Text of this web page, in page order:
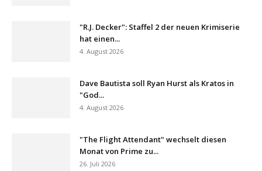
"R.J. Decker": Staffel 2 der neuen Krimiserie
hat einen...
4. August 2026
Dave Bautista soll Ryan Hurst als Kratos in
"God...
4. August 2026
"The Flight Attendant" wechselt diesen
Monat von Prime zu...
26. Juli 2026